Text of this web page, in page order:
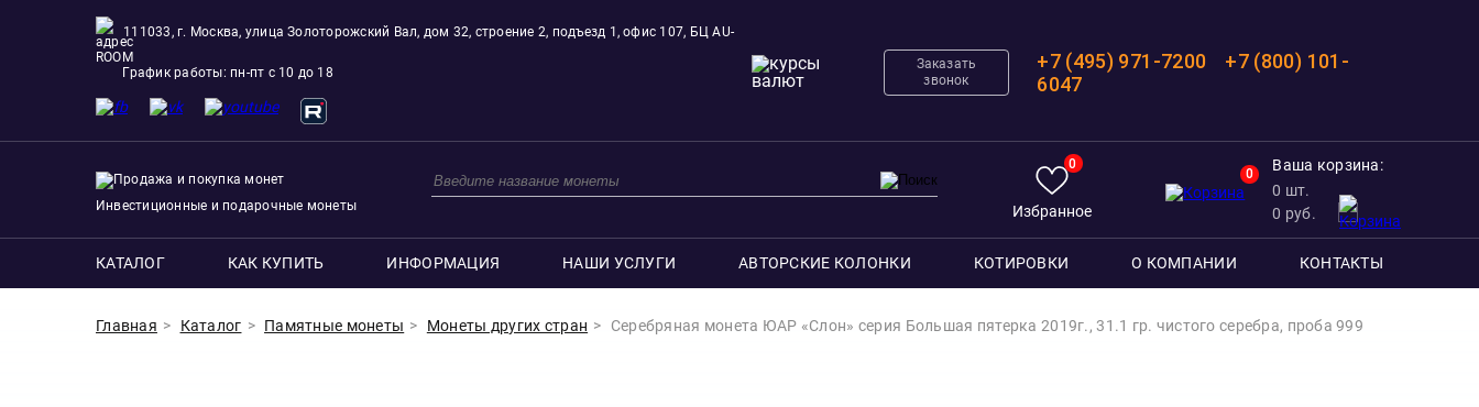
111033, г. Москва, улица Золоторожский Вал, дом 32, строение 2, подъезд 1, офис 107, БЦ AU-
ROOM
График работы: пн-пт с 10 до 18
Заказать
звонок
+7 (495) 971-7200
+7 (800) 101-
6047
Инвестиционные и подарочные монеты
0
Избранное
0
Ваша корзина:
0 шт.
0 руб.
КАТАЛОГ КАК КУПИТЬ ИНФОРМАЦИЯ НАШИ УСЛУГИ АВТОРСКИЕ КОЛОНКИ КОТИРОВКИ О КОМПАНИИ КОНТАКТЫ
Главная Каталог Памятные монеты Монеты других стран Серебряная монета ЮАР «Слон» серия Большая пятерка 2019г., 31.1 гр. чистого серебра, проба 999